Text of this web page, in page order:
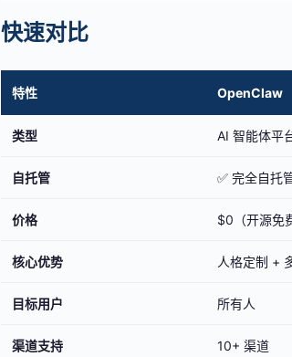
快速对比
特性 OpenClaw
类型 AI 智能体平
自托管 ✅ 完全自托
价格 $0（开源免
核心优势 人格定制 +
目标用户 所有人
渠道支持 10+ 渠道